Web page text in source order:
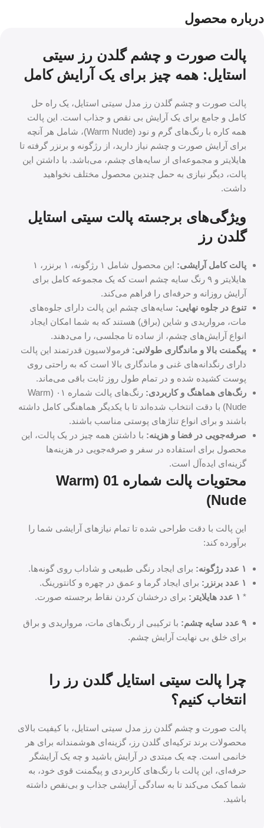
درباره محصول
پالت صورت و چشم گلدن رز سیتی
استایل: همه چیز برای یک آرایش کامل
پالت صورت و چشم گلدن رز مدل سیتی استایل، یک راه حل
کامل و جامع برای یک آرایش بی نقص و جذاب است. این پالت
همه کاره با رنگ‌های گرم و نود (Warm Nude)، شامل هر آنچه
برای آرایش صورت و چشم نیاز دارید، از رژگونه و برنزر گرفته تا
هایلایتر و مجموعه‌ای از سایه‌های چشم، می‌باشد. با داشتن این
پالت، دیگر نیازی به حمل چندین محصول مختلف نخواهید
داشت.
ویژگی‌های برجسته پالت سیتی استایل
گلدن رز
پالت کامل آرایشی:
این محصول شامل ۱ رژگونه، ۱ برنزر، ۱
هایلایتر و ۹ رنگ سایه چشم است که یک مجموعه کامل برای
آرایش روزانه و حرفه‌ای را فراهم می‌کند.
تنوع در جلوه نهایی: سایه‌های چشم این پالت دارای جلوه‌های
مات، مرواریدی و شاین (براق) هستند که به شما امکان ایجاد
انواع آرایش‌های چشم، از ساده تا مجلسی، را می‌دهند.
پیگمنت بالا و ماندگاری طولانی: فرمولاسیون قدرتمند این پالت
دارای رنگدانه‌های غنی و ماندگاری بالا است که به راحتی روی
پوست کشیده شده و در تمام طول روز ثابت باقی می‌ماند.
رنگ‌های هماهنگ و کاربردی:
رنگ‌های پالت شماره ۰۱ (Warm
Nude) با دقت انتخاب شده‌اند تا با یکدیگر هماهنگی کامل داشته
باشند و برای انواع تناژهای پوستی مناسب باشند.
صرفه‌جویی در فضا و هزینه: با داشتن همه چیز در یک پالت، این
محصول برای استفاده در سفر و صرفه‌جویی در هزینه‌ها
گزینه‌ای ایده‌آل است.
محتویات پالت شماره 01 (Warm
Nude)
این پالت با دقت طراحی شده تا تمام نیازهای آرایشی شما را
برآورده کند:
۱ عدد رژگونه:
برای ایجاد رنگی طبیعی و شاداب روی گونه‌ها.
۱ عدد برنزر:
برای ایجاد گرما و عمق در چهره و کانتورینگ.
* ۱ عدد هایلایتر: برای درخشان کردن نقاط برجسته صورت.
۹ عدد سایه چشم:
با ترکیبی از رنگ‌های مات، مرواریدی و براق
برای خلق بی نهایت آرایش چشم.
چرا پالت سیتی استایل گلدن رز را
انتخاب کنیم؟
پالت صورت و چشم گلدن رز مدل سیتی استایل، با کیفیت بالای
محصولات برند ترکیه‌ای گلدن رز، گزینه‌ای هوشمندانه برای هر
خانمی است. چه یک مبتدی در آرایش باشید و چه یک آرایشگر
حرفه‌ای، این پالت با رنگ‌های کاربردی و پیگمنت قوی خود، به
شما کمک می‌کند تا به سادگی آرایشی جذاب و بی‌نقص داشته
باشید.